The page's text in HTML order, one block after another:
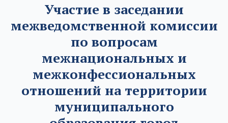
Участие в заседании
межведомственной комиссии
по вопросам
межнациональных и
межконфессиональных
отношений на территории
муниципального